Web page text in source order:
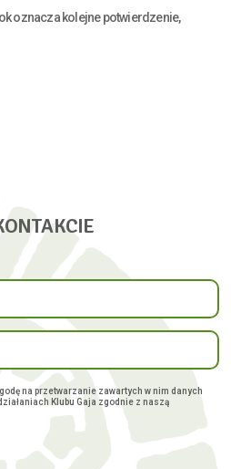
oznacza kolejne potwierdzenie,
na przetwarzanie zawartych w nim danych
Klubu Gaja zgodnie z naszą